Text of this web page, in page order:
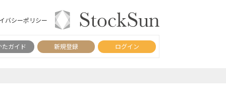
バシーポリシー
たガイド 新規登録 ログイン